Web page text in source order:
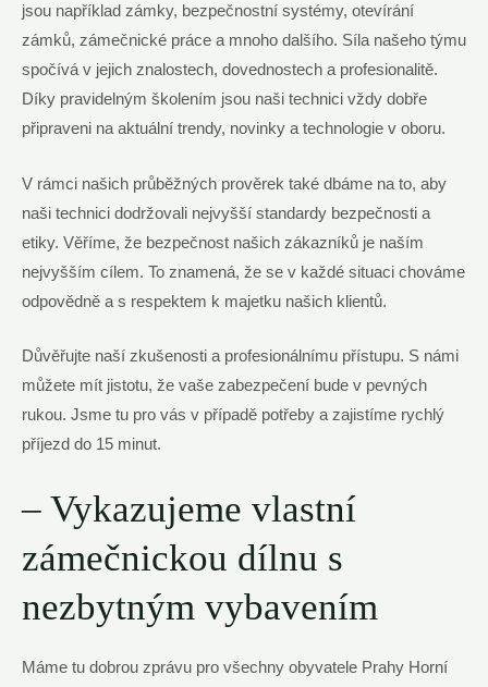
jsou například zámky, bezpečnostní systémy,​ otevírání
zámků, zámečnické práce a mnoho dalšího.⁢ Síla našeho ​týmu
spočívá v jejich znalostech, dovednostech a profesionalitě.
Díky pravidelným školením jsou naši technici vždy dobře
připraveni na aktuální trendy, novinky a technologie v oboru.
V rámci našich průběžných prověrek také dbáme na to, aby
naši technici‌ dodržovali ⁣nejvyšší‌ standardy bezpečnosti a
etiky. Věříme, že bezpečnost našich zákazníků je naším
nejvyšším cílem. To znamená, že se v každé situaci chováme
odpovědně a s respektem k majetku našich klientů.
Důvěřujte naší zkušenosti a profesionálnímu přístupu. S námi
můžete mít jistotu, že vaše zabezpečení bude v pevných
⁤rukou. Jsme tu pro vás v‌ případě potřeby a zajistíme rychlý
příjezd do 15 minut.
– Vykazujeme vlastní
zámečnickou dílnu s
nezbytným vybavením
Máme tu dobrou zprávu pro všechny obyvatele ⁣Prahy Horní